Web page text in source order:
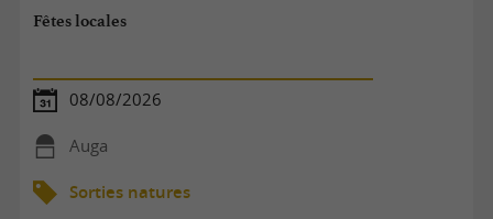
Fêtes locales
08/08/2026
Auga
Sorties natures